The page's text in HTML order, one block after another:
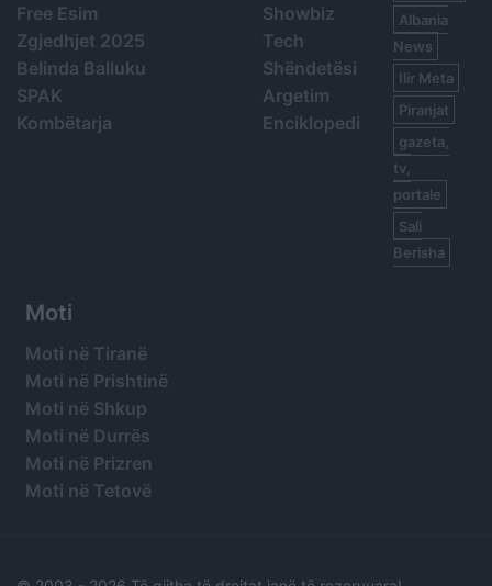
Free Esim
Zgjedhjet 2025
Belinda Balluku
SPAK
Kombëtarja
Showbiz
Tech
Shëndetësi
Argetim
Enciklopedi
Albania
News
Ilir Meta
Piranjat
gazeta,
tv,
portale
Sali
Berisha
Moti
Moti në Tiranë
Moti në Prishtinë
Moti në Shkup
Moti në Durrës
Moti në Prizren
Moti në Tetovë